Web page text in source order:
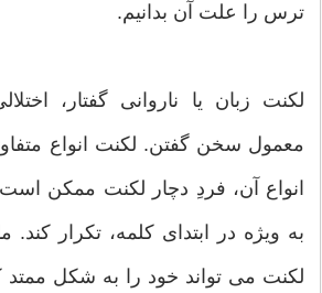
ترس را علت آن بدانیم.
لکنت زبان یا ناروانی گفتار،
معمول سخن گفتن. لکنت انواع
انواع آن، فردِ دچار لکنت ممکن
به ویژه در ابتدای کلمه، تکرار کند.
لکنت می تواند خود را به شکل ممتد